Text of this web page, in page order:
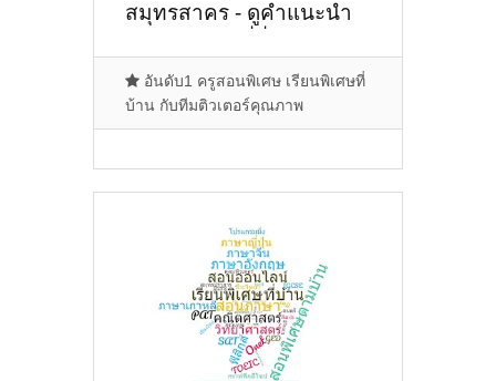
สมุทรสาคร - ดูคำแนะนำ
อันดับ1 ครูสอนพิเศษ เรียนพิเศษที่
บ้าน กับทีมติวเตอร์คุณภาพ